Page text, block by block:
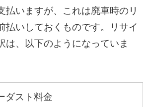
払いますが、これは廃車時のリ
払いしておくものです。リサイ
は、以下のようになっていま
ダスト料金